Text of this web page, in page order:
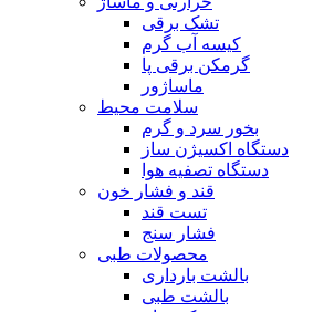
تشک برقی
کیسه آب گرم
گرمکن برقی پا
ماساژور
سلامت محیط
بخور سرد و گرم
دستگاه اکسیژن ساز
دستگاه تصفیه هوا
قند و فشار خون
تست قند
فشار سنج
محصولات طبی
بالشت بارداری
بالشت طبی